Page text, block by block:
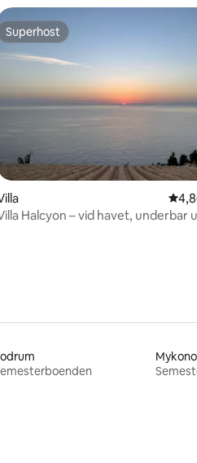
betyg, 5 omdömen
Superhost
Superhost
4,86
Halcyon – vid havet, underbar